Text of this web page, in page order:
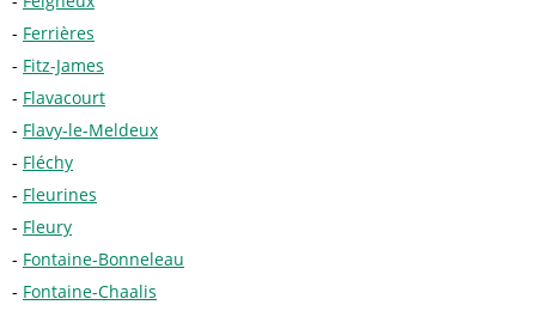
Ferrières
Fitz-James
Flavacourt
Flavy-le-Meldeux
Fléchy
Fleurines
Fleury
Fontaine-Bonneleau
Fontaine-Chaalis